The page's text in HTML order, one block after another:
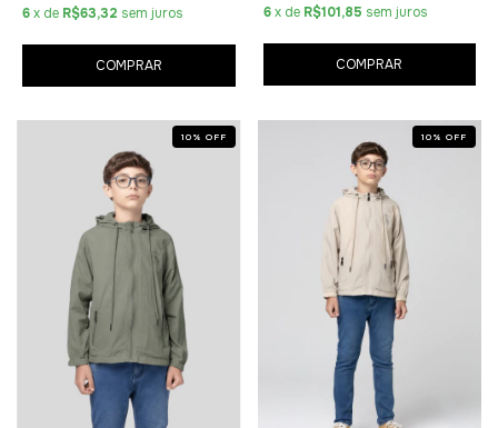
6x de R$63,32 sem juros
COMPRAR
6 x de R$101,85 sem juros
COMPRAR
10 % OFF 10 % OFF